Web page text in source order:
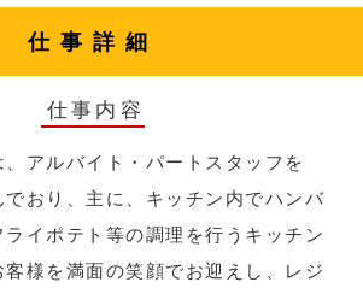
仕事詳細
仕事内容
アルバイト・パートスタッフを
でおり、主に、キッチン内でハンバ
イポテト等の調理を行うキッチン
様を満面の笑顔でお迎えし、レジ